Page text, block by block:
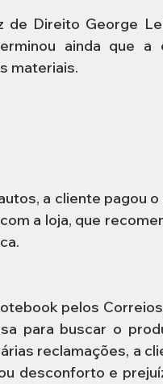
de Direito George
ainda que
materiais.
a cliente pagou
a loja, que
pelos
para buscar o
reclamações, a
desconforto e